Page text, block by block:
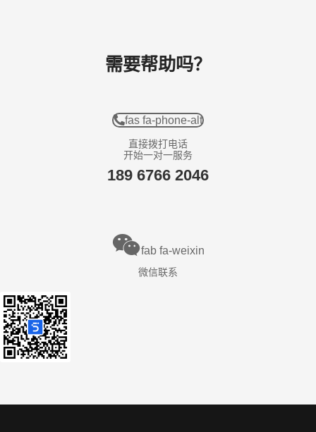
需要帮助吗？
fas fa-phone-alt
直接拨打电话
开始一对一服务
189 6766 2046
fab fa-weixin
微信联系